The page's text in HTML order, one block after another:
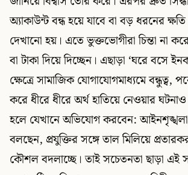
অ্যাকাউন্ট বন্ধ হয়ে যাবে বা বড় ধরনের
দেখানো হয়। এতে ভুক্তভোগীরা চিন্তা না
বা টাকা দিয়ে দিচ্ছেন। এছাড়া ‘ঘরে বসে
ক্ষেত্রে সামাজিক যোগাযোগমাধ্যমে বন্ধুত্ব,
করে ধীরে ধীরে অর্থ হাতিয়ে নেওয়ার
হলে যেখানে অভিযোগ করবেন: আইনশৃঙ্খলা
বলছেন, প্রযুক্তির সঙ্গে তাল মিলিয়ে
কৌশল বদলাচ্ছে। তাই সচেতনতা ছাড়া এই